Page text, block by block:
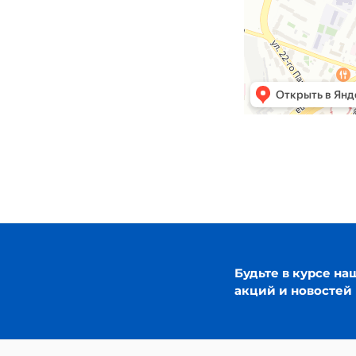
Будьте в курсе
акций и новостей